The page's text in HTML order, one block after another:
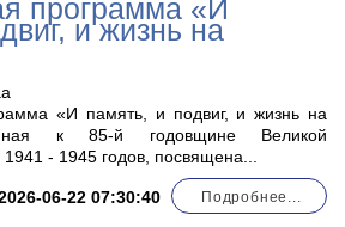
программа «И
и жизнь на
06-22 07:30:40
«И память, и подвиг, и жизнь на
к 85-й годовщине Великой
- 1945 годов, посвящена...
Подробнее...